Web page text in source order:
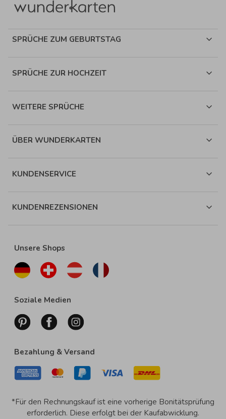
SPRÜCHE ZUM GEBURTSTAG
SPRÜCHE ZUR HOCHZEIT
WEITERE SPRÜCHE
ÜBER WUNDERKARTEN
KUNDENSERVICE
KUNDENREZENSIONEN
Unsere Shops
Soziale Medien
Bezahlung & Versand
*Für den Rechnungskauf ist eine vorherige Bonitätsprüfung
erforderlich. Diese erfolgt bei der Kaufabwicklung.